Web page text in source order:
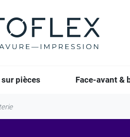
pièces Face-avant &